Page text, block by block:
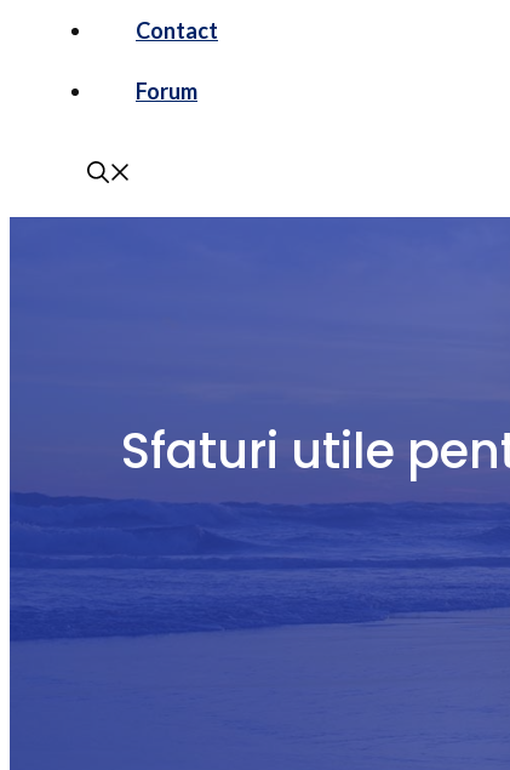
Contact
Forum
Sfaturi utile